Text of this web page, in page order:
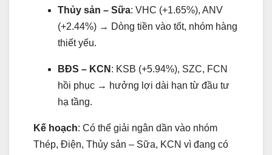
Thủy sản – Sữa: VHC (+1.65%), ANV
(+2.44%) → Dòng tiền vào tốt, nhóm hàng
thiết yếu.
BĐS – KCN : KSB (+5.94%), SZC, FCN
hồi phục → hưởng lợi dài hạn từ đầu tư
hạ tầng.
Kế hoạch: Có thể giải ngân dần vào nhóm
Thép, Điện, Thủy sản – Sữa, KCN vì đang có